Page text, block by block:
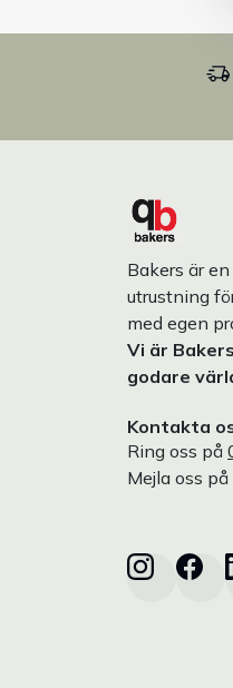
Bakers är
utrustning
med egen
Vi är
godare
Kontakta
Ring oss på
Mejla oss på